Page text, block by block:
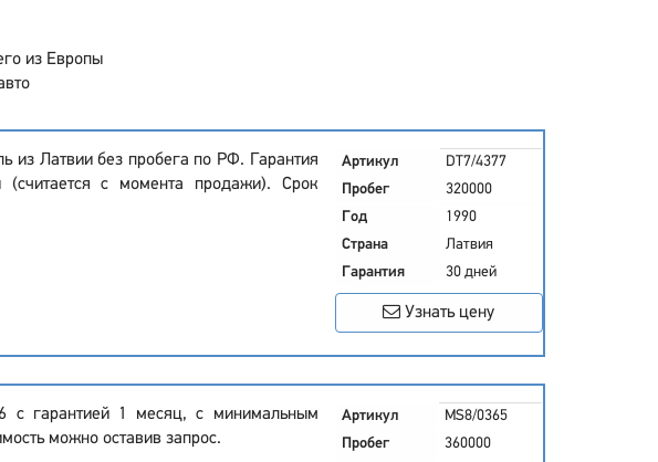
из Европы
из Латвии без пробега по РФ. Гарантия
с момента продажи). Срок
Артикул
DT7/4377
Пробег
320000
Год
1990
Страна
Латвия
Гарантия
30 дней
Узнать цену
с гарантией 1 месяц, с минимальным
можно оставив запрос.
Артикул
MS8/0365
Пробег
360000